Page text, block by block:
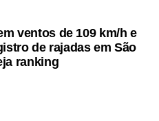
ventos de 109 km/h e
de rajadas em São
ranking